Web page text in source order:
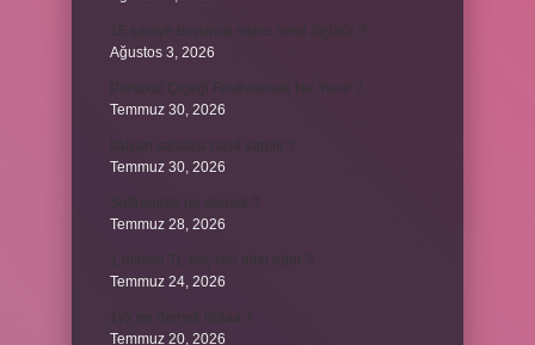
Ağustos 3, 2026
Temmuz 30, 2026
Temmuz 30, 2026
Temmuz 28, 2026
Temmuz 24, 2026
Temmuz 20, 2026